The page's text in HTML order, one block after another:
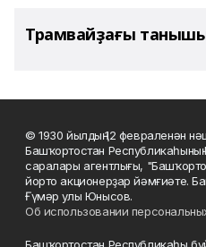
Трамвайҙағы
© 1930 йылдың 12 февраленән
Башҡортостан Республикаһының
саралары агентлығы,
йорто акционерҙар йәмғиәте.
Ғүмәр улы Юнысов.
Об использовании